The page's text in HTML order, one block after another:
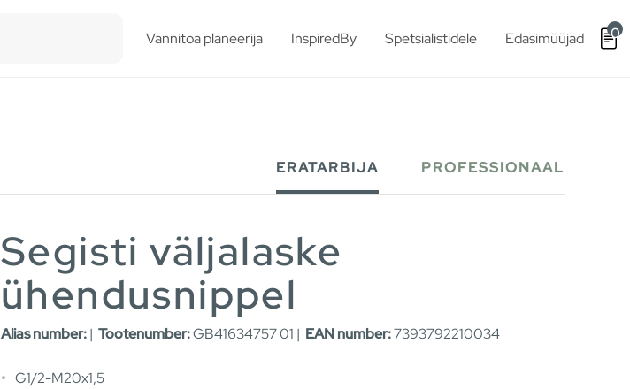
Vannitoa planeerija InspiredBy Spetsialistidele Edasimüüjad 0
ERATARBIJA PROFESSIONAAL
Segisti väljalaske
ühendusnippel
Alias number:| Tootenumber:GB41634757 01 | EAN number:7393792210034
G1/2-M20x1,5